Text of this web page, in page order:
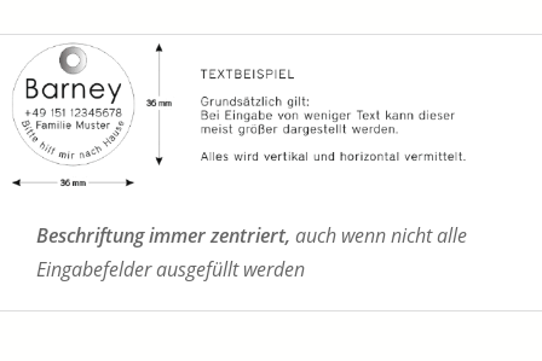
Beschriftung immer zentriert, auch wenn nicht alle
Eingabefelder ausgefüllt werden